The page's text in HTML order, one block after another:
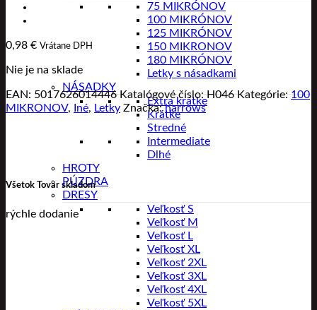
75 MIKRÓNOV
100 MIKRÓNOV
125 MIKRÓNOV
150 MIKRONOV
180 MIKRÓNOV
Letky s násadkami
NÁSADKY
Extra krátke
Krátke
Stredné
Intermediate
Dlhé
HROTY
PÚZDRA
DRESY
Veľkosť S
Veľkosť M
Veľkosť L
Veľkosť XL
Veľkosť 2XL
Veľkosť 3XL
Veľkosť 4XL
Veľkosť 5XL
0,98 € Vrátane DPH
Nie je na sklade
EAN: 5017626014446 Katalógové číslo:H046 Kategórie:100
MIKRONOV, Iné, Letky Značka:harrows
Všetok Tovar skladom
rýchle dodanie